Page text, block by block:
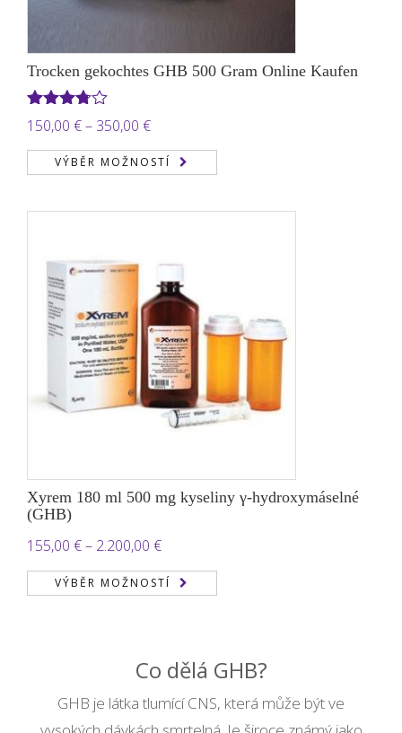
Trocken gekochtes GHB 500 Gram Online Kaufen
Hodnocení
3.71z 5
150,00 €– 350,00 €Rozpětí
cen:
150,00 €
VÝBĚR MOŽNOSTÍ
Xyrem 180 ml 500 mg kyseliny γ-hydroxymáselné
(GHB)
155,00 €– 2.200,00 €Rozpětí
cen:
155,00 €
VÝBĚR MOŽNOSTÍ
Co dělá GHB?
GHB je látka tlumící CNS, která může být ve